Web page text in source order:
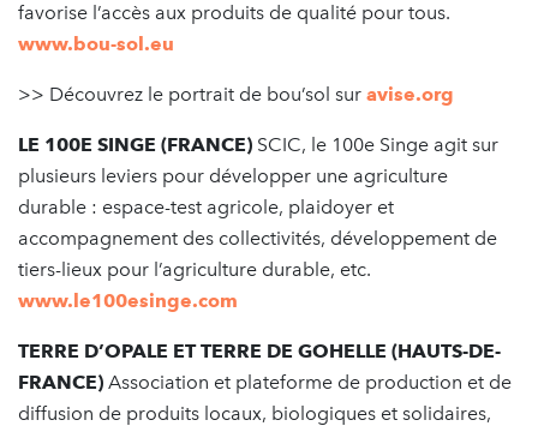
favorise l’accès aux produits de qualité pour tous.
www.bou-sol.eu
>> Découvrez le portrait de bou’sol sur avise.org
LE 100E SINGE (FRANCE) SCIC, le 100e Singe agit sur
plusieurs leviers pour développer une agriculture
durable : espace-test agricole, plaidoyer et
accompagnement des collectivités, développement de
tiers-lieux pour l’agriculture durable, etc.
www.le100esinge.com
TERRE D’OPALE ET TERRE DE GOHELLE (HAUTS-DE-
FRANCE) Association et plateforme de production et de
diffusion de produits locaux, biologiques et solidaires,